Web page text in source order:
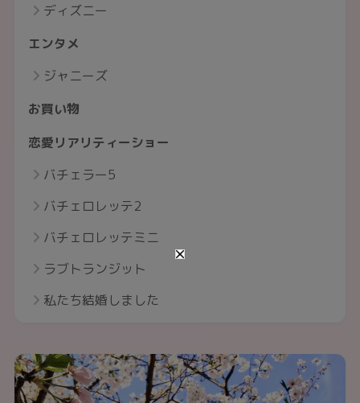
ディズニー
エンタメ
ジャニーズ
お買い物
恋愛リアリティーショー
バチェラー5
バチェロレッテ2
バチェロレッテミニ
ラブトランジット
私たち結婚しました